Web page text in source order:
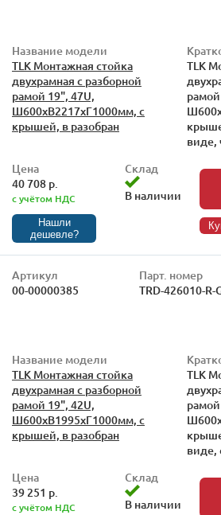
Название модели
TLK Монтажная стойка
двухрамная с разборной
рамой 19", 47U,
Ш600xВ2217xГ1000мм, с
крышей, в разобран
TLK
виде,
Цена
40 708 р.
с учётом НДС
Нашли
дешевле?
Склад
В наличии
Артикул
00-00000385
Парт. номер
TRD-426010-R-
Название модели
TLK Монтажная стойка
двухрамная с разборной
рамой 19", 42U,
Ш600xВ1995xГ1000мм, с
крышей, в разобран
TLK
виде,
Цена
39 251 р.
с учётом НДС
Склад
В наличии